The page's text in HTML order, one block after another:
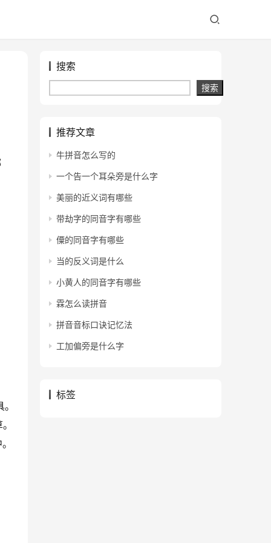
搜索
搜索
推荐文章
牛拼音怎么写的
一个告一个耳朵旁是什么字
美丽的近义词有哪些
带劫字的同音字有哪些
僳的同音字有哪些
当的反义词是什么
小黄人的同音字有哪些
霖怎么读拼音
拼音音标口诀记忆法
工加偏旁是什么字
标签